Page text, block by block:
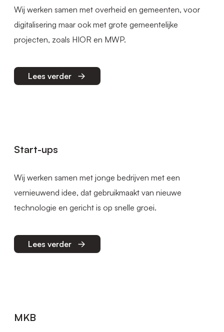
Wij werken samen met overheid en gemeenten, voor
digitalisering maar ook met grote gemeentelijke
projecten, zoals HIOR en MWP.
Lees verder
Start-ups
Wij werken samen met jonge bedrijven met een
vernieuwend idee, dat gebruikmaakt van nieuwe
technologie en gericht is op snelle groei.
Lees verder
MKB